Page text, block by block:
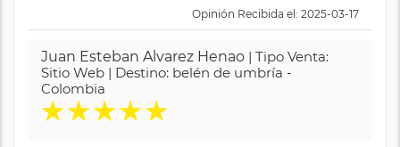
Opinión Recibida el: 2025-03-17
Juan Esteban Alvarez Henao | Tipo Venta:
Sitio Web | Destino: belén de umbría -
Colombia
★★★★★